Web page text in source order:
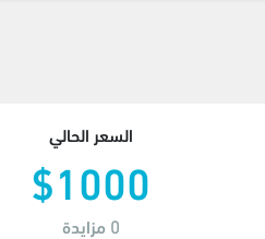
السعر الحالي
$1000
0 مزايدة